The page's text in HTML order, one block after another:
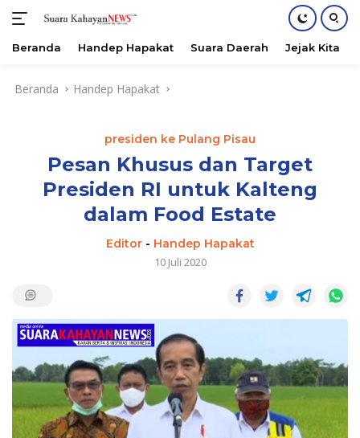
Beranda Handep Hapakat Suara Daerah Jejak Kita
Beranda Handep Hapakat
presiden ke Pulang Pisau
Pesan Khusus dan Target
Presiden RI untuk Kalteng
dalam Food Estate
Editor- Handep Hapakat
10 Juli 2020